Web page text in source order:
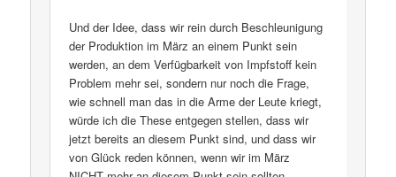
Und der Idee, dass wir rein durch Beschleunigung
der Produktion im März an einem Punkt sein
werden, an dem Verfügbarkeit von Impfstoff kein
Problem mehr sei, sondern nur noch die Frage,
wie schnell man das in die Arme der Leute kriegt,
würde ich die These entgegen stellen, dass wir
jetzt bereits an diesem Punkt sind, und dass wir
von Glück reden können, wenn wir im März